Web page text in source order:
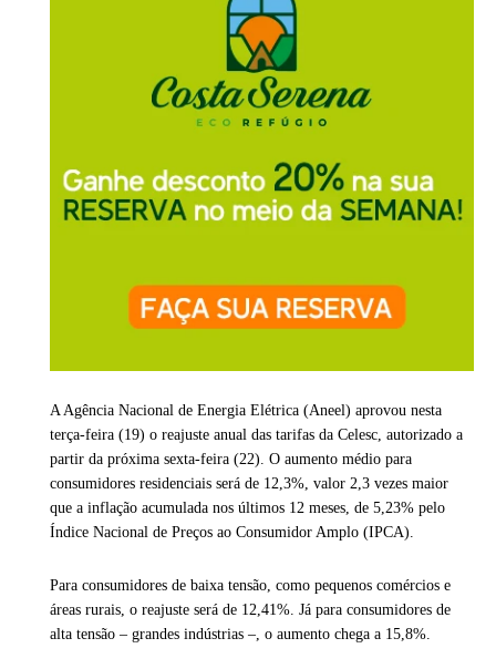
A Agência Nacional de Energia Elétrica (Aneel) aprovou nesta
terça-feira (19) o reajuste anual das tarifas da Celesc, autorizado a
partir da próxima sexta-feira (22). O aumento médio para
consumidores residenciais será de 12,3%, valor 2,3 vezes maior
que a inflação acumulada nos últimos 12 meses, de 5,23% pelo
Índice Nacional de Preços ao Consumidor Amplo (IPCA).
Para consumidores de baixa tensão, como pequenos comércios e
áreas rurais, o reajuste será de 12,41%. Já para consumidores de
alta tensão – grandes indústrias –, o aumento chega a 15,8%.